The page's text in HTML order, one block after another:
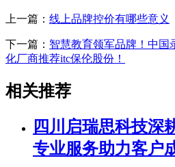
上一篇： 线上品牌控价有哪些意义
下一篇： 智慧教育领军品牌！中国
化厂商推荐itc保伦股份！
相关推荐
四川启瑞思科技深
专业服务助力客户